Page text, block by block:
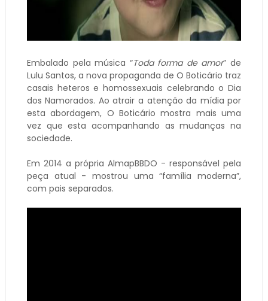
Embalado pela música “Toda forma de amor” de
Lulu Santos, a nova propaganda de O Boticário traz
casais heteros e homossexuais celebrando o Dia
dos Namorados. Ao atrair a atenção da mídia por
esta abordagem, O Boticário mostra mais uma
vez que esta acompanhando as mudanças na
sociedade.
Em 2014 a própria AlmapBBDO - responsável pela
peça atual - mostrou uma “família moderna”,
com pais separados.